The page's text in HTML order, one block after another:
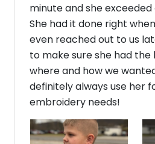
minute and she
She had it done right
even reached out to us
to make sure she had the
where and how we
definitely always use her
embroidery needs!